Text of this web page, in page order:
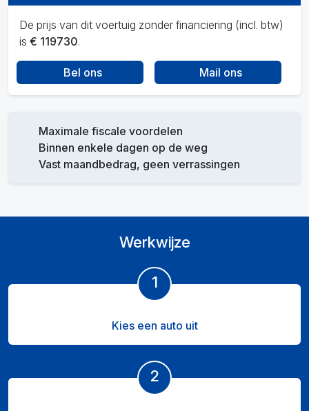
De prijs van dit voertuig zonder financiering (incl. btw)
is € 119730.
Bel ons Mail ons
Maximale fiscale voordelen
Binnen enkele dagen op de weg
Vast maandbedrag, geen verrassingen
Werkwijze
1
Kies een auto uit
2